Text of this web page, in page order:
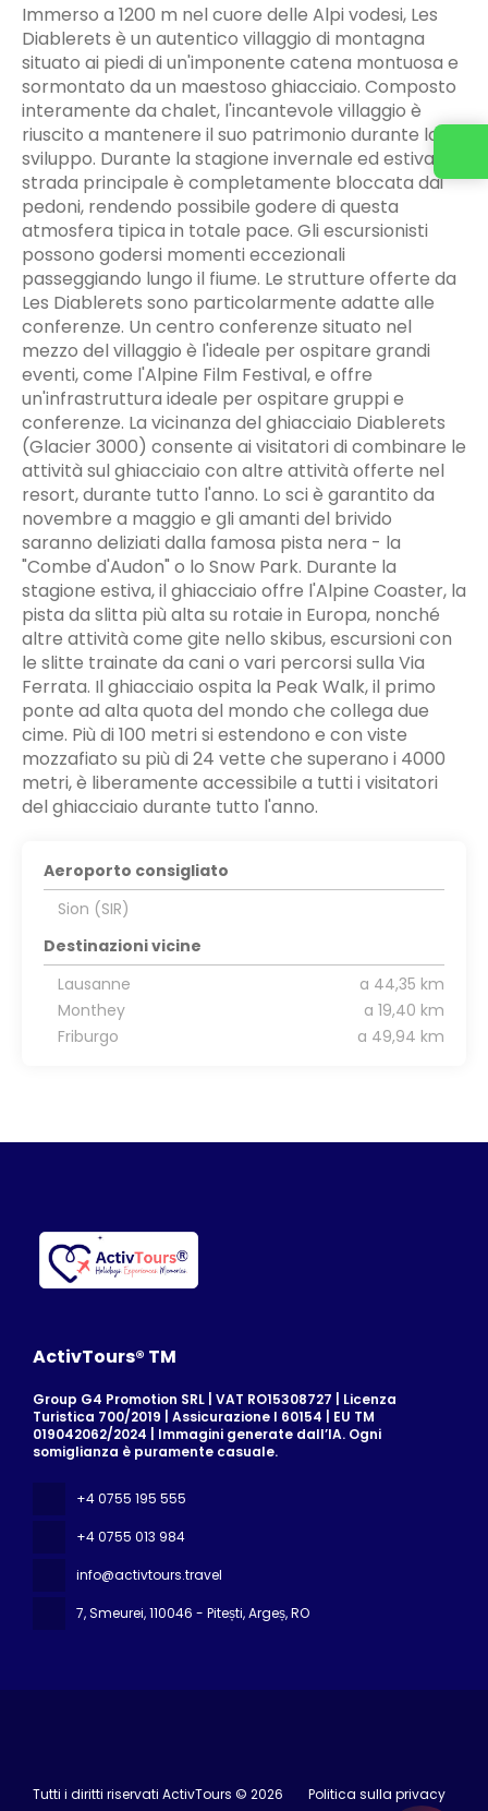
Immerso a 1200 m nel cuore delle Alpi vodesi, Les
Diablerets è un autentico villaggio di montagna
situato ai piedi di un'imponente catena montuosa e
sormontato da un maestoso ghiacciaio. Composto
interamente da chalet, l'incantevole villaggio è
riuscito a mantenere il suo patrimonio durante lo
sviluppo. Durante la stagione invernale ed estiva, la
strada principale è completamente bloccata dai
pedoni, rendendo possibile godere di questa
atmosfera tipica in totale pace. Gli escursionisti
possono godersi momenti eccezionali
passeggiando lungo il fiume. Le strutture offerte da
Les Diablerets sono particolarmente adatte alle
conferenze. Un centro conferenze situato nel
mezzo del villaggio è l'ideale per ospitare grandi
eventi, come l'Alpine Film Festival, e offre
un'infrastruttura ideale per ospitare gruppi e
conferenze. La vicinanza del ghiacciaio Diablerets
(Glacier 3000) consente ai visitatori di combinare le
attività sul ghiacciaio con altre attività offerte nel
resort, durante tutto l'anno. Lo sci è garantito da
novembre a maggio e gli amanti del brivido
saranno deliziati dalla famosa pista nera - la
"Combe d'Audon" o lo Snow Park. Durante la
stagione estiva, il ghiacciaio offre l'Alpine Coaster, la
pista da slitta più alta su rotaie in Europa, nonché
altre attività come gite nello skibus, escursioni con
le slitte trainate da cani o vari percorsi sulla Via
Ferrata. Il ghiacciaio ospita la Peak Walk, il primo
ponte ad alta quota del mondo che collega due
cime. Più di 100 metri si estendono e con viste
mozzafiato su più di 24 vette che superano i 4000
metri, è liberamente accessibile a tutti i visitatori
del ghiacciaio durante tutto l'anno.
Aeroporto consigliato
Sion (SIR)
Destinazioni vicine
Lausanne
a 44,35 km
Monthey
a 19,40 km
Friburgo
a 49,94 km
ActivTours® TM
Group G4 Promotion SRL | VAT RO15308727 | Licenza
Turistica 700/2019 | Assicurazione I 60154 | EU TM
019042062/2024 | Immagini generate dall’IA. Ogni
somiglianza è puramente casuale.
+4 0755 195 555
+4 0755 013 984
info@activtours.travel
7, Smeurei, 110046 - Pitești, Argeș, RO
Tutti i diritti riservati ActivTours © 2026 Politica sulla privacy